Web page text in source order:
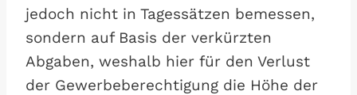
jedoch nicht in Tagessätzen bemessen,
sondern auf Basis der verkürzten
Abgaben, weshalb hier für den Verlust
der Gewerbeberechtigung die Höhe der